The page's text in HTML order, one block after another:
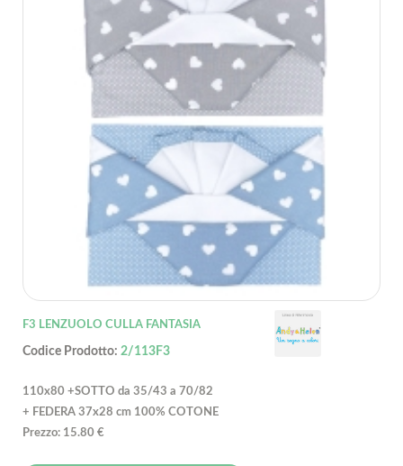
F3 LENZUOLO CULLA FANTASIA
Codice Prodotto: 2/113F3
110x80 +SOTTO da 35/43 a 70/82
+ FEDERA 37x28 cm 100% COTONE
Prezzo: 15.80 €